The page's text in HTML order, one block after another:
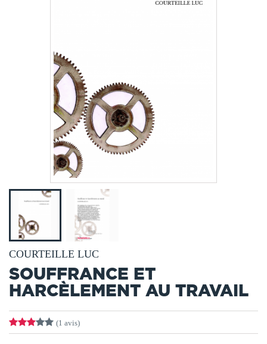
COURTEILLE LUC
SOUFFRANCE ET
HARCÈLEMENT AU TRAVAIL
(1 avis)